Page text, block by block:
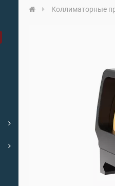
Коллиматорные